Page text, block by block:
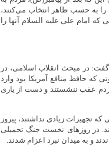
را به حسب ظاهر انتخاب می‌کنند،
امام علی علیه السلام آنها را
در مبحث انقلاب اسلامی، در
که حافظ منافع آمریکا بود وارد
عقب ننشستند و دست از یاری
تجهیزات زیادی نداشتند، پیروز
در روزهای نخست جنگ تحمیلی
و به میدان نبرد اعزام شدند.